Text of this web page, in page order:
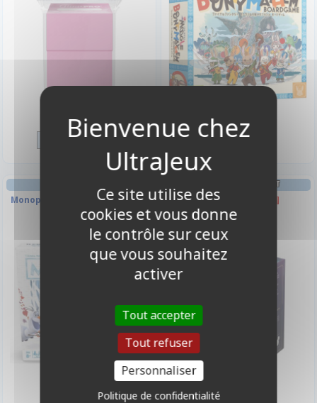
Disponible Disponible
Monopoly La Reine Des Neiges
DECK BOX ET RANGEMENT
Deck box : Scar
Ce site utilise des
cookies et vous donne
le contrôle sur ceux
que vous souhaitez
activer
Tout accepter
Tout refuser
Personnaliser
Politique de confidentialité